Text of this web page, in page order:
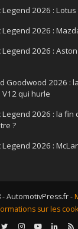
2026 : Lotus
Legend 2026 :
2026 :
Goodwood 2026 :
V12 qui hurle
2026 : la fin
?
2026 :
AutomotivPress.fr -
sur les